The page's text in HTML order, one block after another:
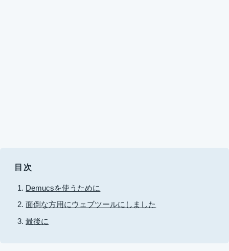
目次
Demucsを使うために
面倒な方用にウェブツールにしました
最後に